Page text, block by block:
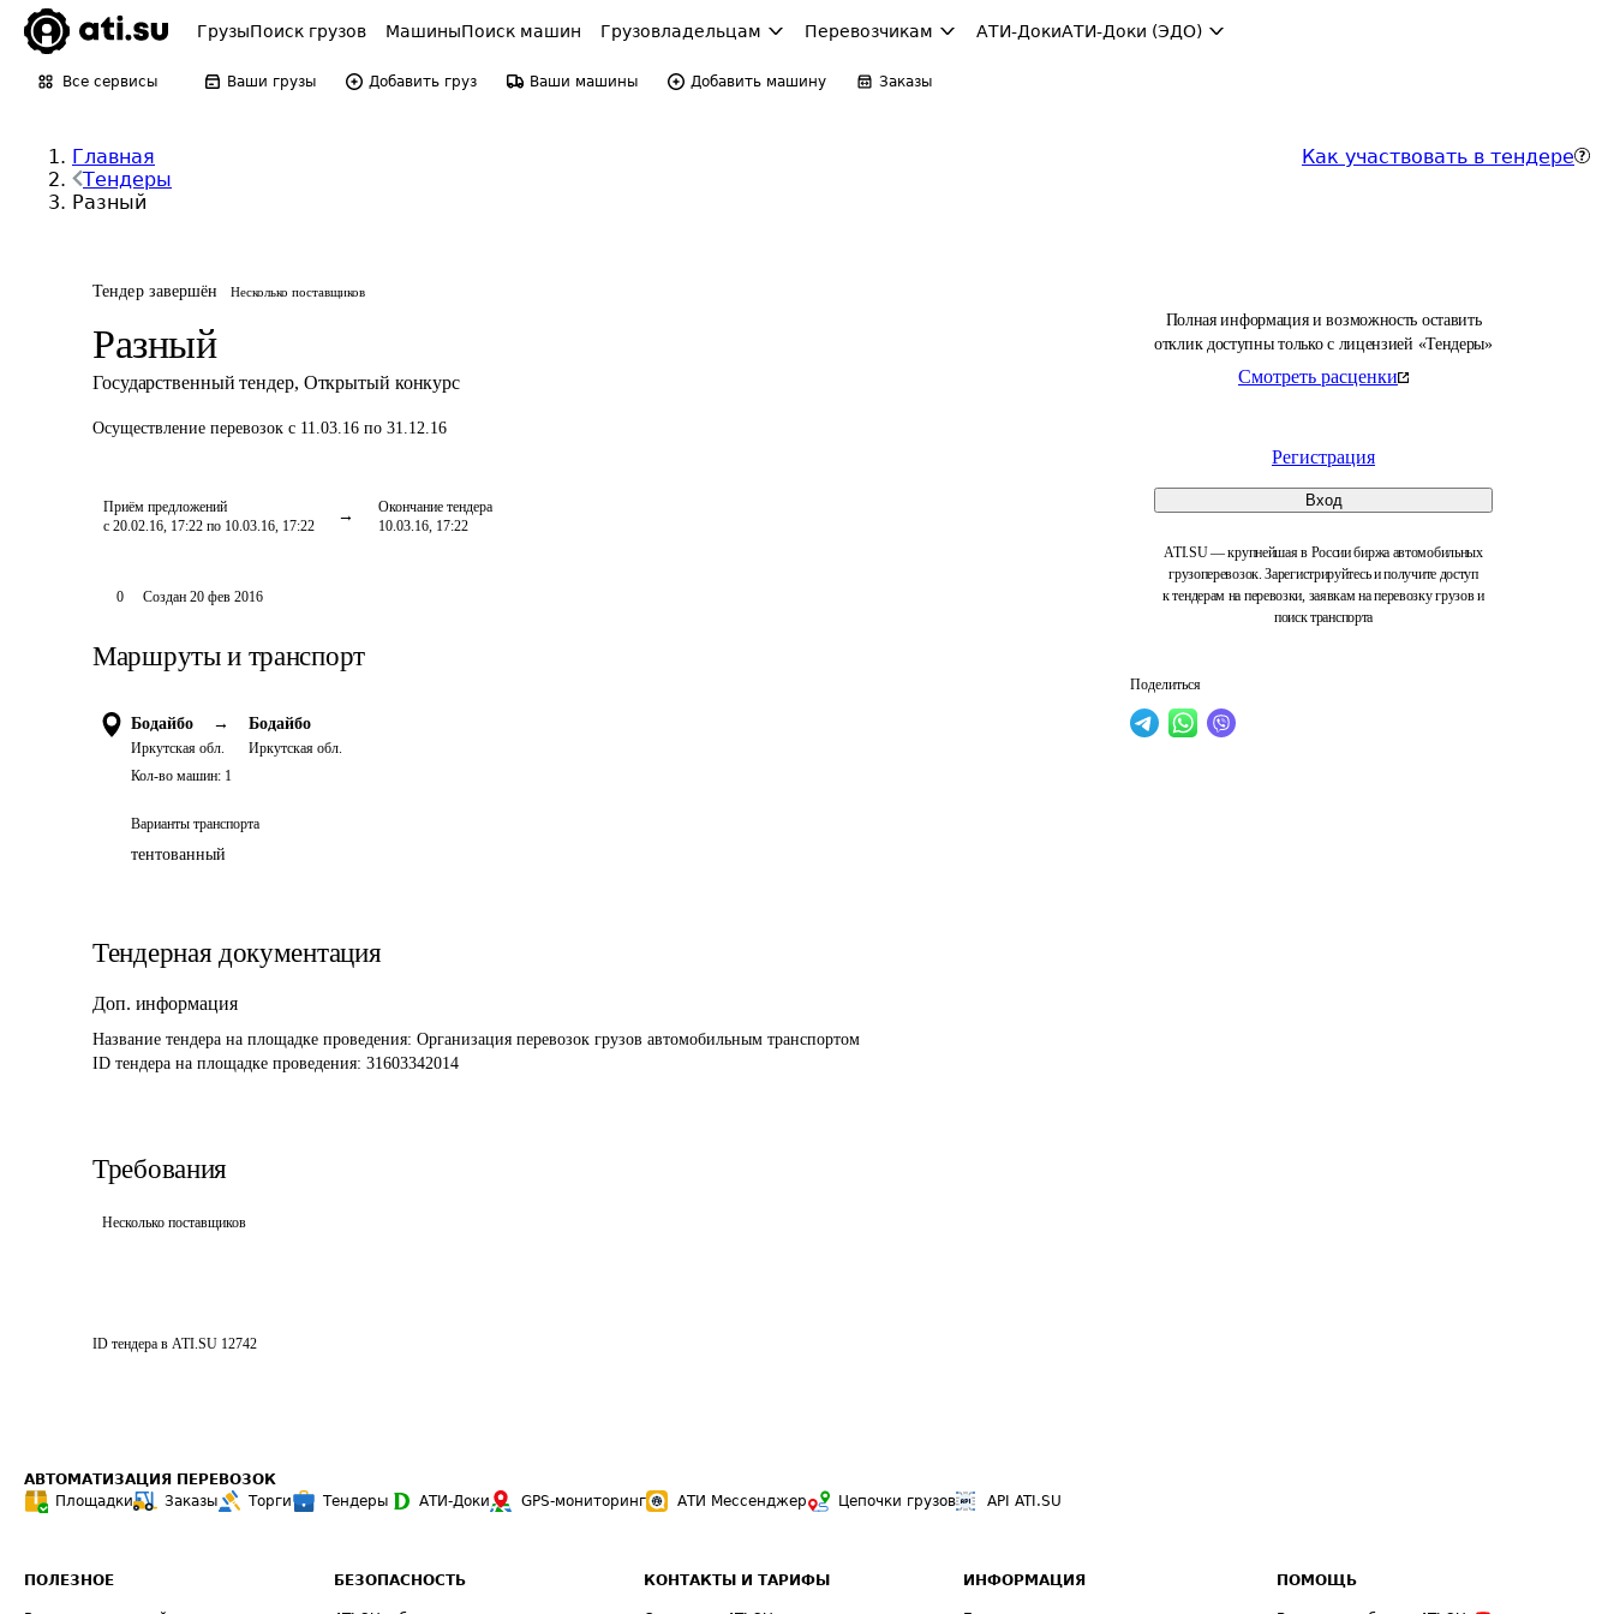
ГрузыПоиск грузов МашиныПоиск машин Грузовладельцам Перевозчикам АТИ-ДокиАТИ-Доки (ЭДО)
Все сервисы Ваши грузы Добавить груз Ваши машины Добавить машину Заказы
Главная
Тендеры
Разный
Как участвовать в тендере
Тендер завершён Несколько поставщиков
Разный
Государственный тендер, Открытый конкурс
Осуществление перевозок с 11.03.16 по 31.12.16
Приём предложений
с 20.02.16, 17:22 по 10.03.16, 17:22
Окончание тендера
10.03.16, 17:22
Полная информация и возможность оставить
отклик доступны только с лицензией «Тендеры»
Смотреть расценки
Регистрация
Вход
ATI.SU — крупнейшая в России биржа автомобильных
грузоперевозок. Зарегистрируйтесь и получите доступ
к тендерам на перевозки, заявкам на перевозку грузов и
поиск транспорта
Поделиться
0 Создан 20 фев 2016
Маршруты и транспорт
Бодайбо →
Иркутская обл.
Бодайбо
Иркутская обл.
Кол-во машин: 1
Варианты транспорта
тентованный
Тендерная документация
Доп. информация
Название тендера на площадке проведения: Организация перевозок грузов автомобильным транспортом
ID тендера на площадке проведения: 31603342014
Требования
Несколько поставщиков
ID тендера в ATI.SU 12742
АВТОМАТИЗАЦИЯ ПЕРЕВОЗОК
Площадки
Заказы Торги Тендеры АТИ-Доки GPS-мониторинг АТИ Мессенджер Цепочки грузов API ATI.SU
ПОЛЕЗНОЕ БЕЗОПАСНОСТЬ КОНТАКТЫ И ТАРИФЫ ИНФОРМАЦИЯ ПОМОЩЬ